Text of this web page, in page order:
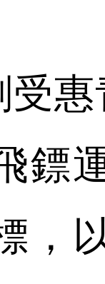
惠
鏢
，